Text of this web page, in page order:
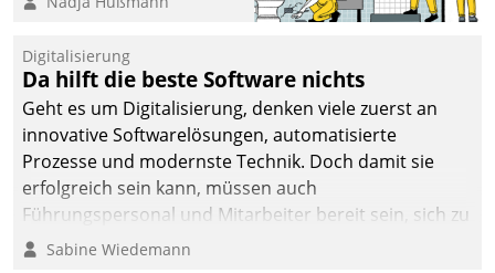
Jahresbeginn eine
Überblick, Einsicht und
Eingriff bietende Lösung.
Zur Entwicklung setzte
man auf
Cloudtechnologie,
bewährte und Startup-
agile Projektmethoden.
Digitalisierung
Da hilft die beste Software nichts
Geht es um Digitalisierung, denken viele zuerst an
innovative Softwarelösungen, automatisierte
Prozesse und modernste Technik. Doch damit sie
erfolgreich sein kann, müssen auch
Führungspersonal und Mitarbeiter bereit sein, sich zu
verändern und anzupassen, sonst werden sie an ihr
Sabine Wiedemann